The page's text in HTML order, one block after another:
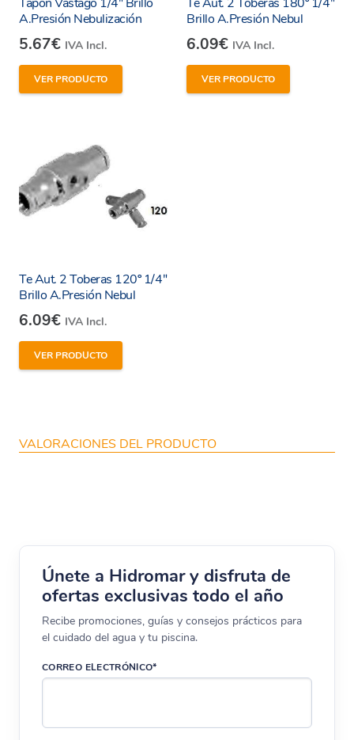
A.Presión Nebulización
5.67€ IVA Incl.
VER PRODUCTO
Brillo A.Presión Nebul
6.09€ IVA Incl.
VER PRODUCTO
Te Aut. 2 Toberas 120º 1/4″
Brillo A.Presión Nebul
6.09€ IVA Incl.
VER PRODUCTO
VALORACIONES DEL PRODUCTO
Únete a Hidromar y disfruta de
ofertas exclusivas todo el año
Recibe promociones, guías y consejos prácticos para
el cuidado del agua y tu piscina.
CORREO ELECTRÓNICO*